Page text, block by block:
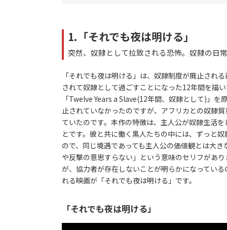
1.「それでも夜は明ける」
突然、奴隷として拉致される恐怖。奴隷の日
「それでも夜は明ける」は、奴隷制度が廃止され
されて奴隷として過ごすことになった12年間を描
「Twelve Years a Slave(12年間、奴隷として)」
止されていなかったのですが、アフリカとの奴隷
ていたのです。本作の特徴は、主人公が奴隷生活
とです。彼と共に働く黒人たちの中には、ずっと
ので、同じ境遇であっても主人公の価値観とは大
や反撃の意思すらない」という意味のセリフがあ
が、協力者が存在しないことが明らかになってい
れる映画が「それでも夜は明ける」です。
「それでも夜は明ける」